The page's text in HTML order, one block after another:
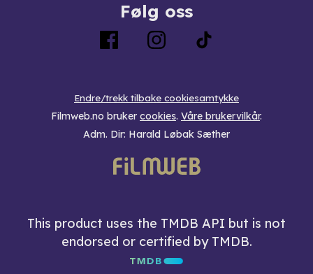
Følg oss
Endre/trekk tilbake cookiesamtykke
Filmweb.no bruker cookies. Våre brukervilkår.
Adm. Dir: Harald Løbak Sæther
This product uses the TMDB API but is not
endorsed or certified by TMDB.